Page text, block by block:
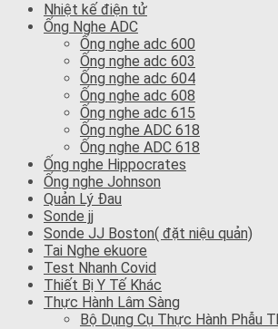
Nhiệt kế điện tử
Ống Nghe ADC
Ống nghe adc 600
Ống nghe adc 603
Ống nghe adc 604
Ống nghe adc 608
Ống nghe adc 615
Ống nghe ADC 618
Ống nghe ADC 618
Ống nghe Hippocrates
Ống nghe Johnson
Quản Lý Đau
Sonde jj
Sonde JJ Boston( đặt niệu quản)
Tai Nghe ekuore
Test Nhanh Covid
Thiết Bị Y Tế Khác
Thực Hành Lâm Sàng
Bộ Dụng Cụ Thực Hành Phẫu